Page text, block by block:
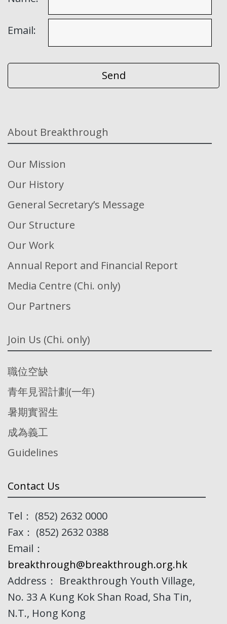
Email:
About Breakthrough
Our Mission
Our History
General Secretary’s Message
Our Structure
Our Work
Annual Report and Financial Report
Media Centre (Chi. only)
Our Partners
Join Us (Chi. only)
職位空缺
青年見習計劃(一年)
暑期實習生
成為義工
Guidelines
Contact Us
Tel： (852) 2632 0000
Fax： (852) 2632 0388
Email：
breakthrough@breakthrough.org.hk
Address： Breakthrough Youth Village,
No. 33 A Kung Kok Shan Road, Sha Tin,
N.T., Hong Kong